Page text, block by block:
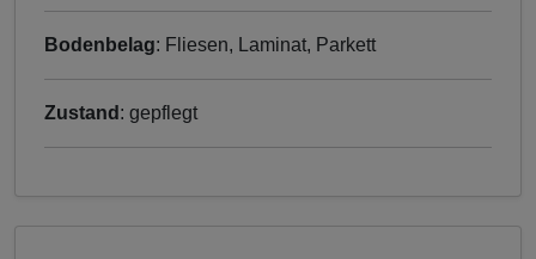
Bodenbelag: Fliesen, Laminat, Parkett
Zustand : gepflegt